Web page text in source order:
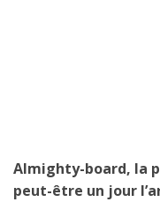
Almighty-board, la
peut-être un jour